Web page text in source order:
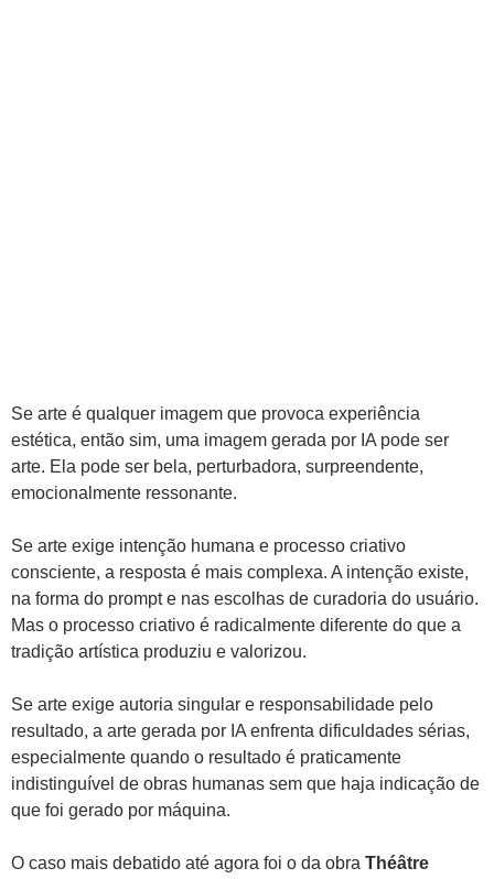
Se arte é qualquer imagem que provoca experiência
estética, então sim, uma imagem gerada por IA pode ser
arte. Ela pode ser bela, perturbadora, surpreendente,
emocionalmente ressonante.
Se arte exige intenção humana e processo criativo
consciente, a resposta é mais complexa. A intenção existe,
na forma do prompt e nas escolhas de curadoria do usuário.
Mas o processo criativo é radicalmente diferente do que a
tradição artística produziu e valorizou.
Se arte exige autoria singular e responsabilidade pelo
resultado, a arte gerada por IA enfrenta dificuldades sérias,
especialmente quando o resultado é praticamente
indistinguível de obras humanas sem que haja indicação de
que foi gerado por máquina.
O caso mais debatido até agora foi o da obra Théâtre